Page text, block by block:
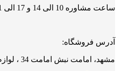
ساعت مشاوره 10 الی 14 و 17 الی 21
آدرس فروشگاه:
مشهد، امامت نبش امامت 34 ، لوازم آرایش مهرو